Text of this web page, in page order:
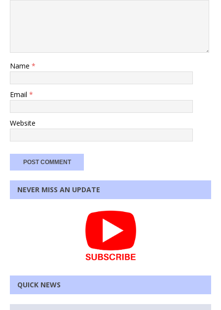
Name *
Email *
Website
NEVER MISS AN UPDATE
QUICK NEWS